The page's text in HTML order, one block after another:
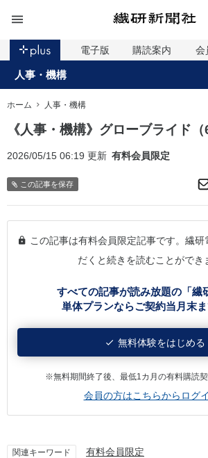
電子版 購読案内 会
人事・機構
ホーム 人事・機構
《人事・機構》グローブライド（
2026/05/15 06:19 更新 有料会員限定
この記事を保存
この記事は有料会員限定記事です。繊研
だくと続きを読むことができ
すべての記事が読み放題の「繊
単体プランならご契約当月末ま
無料体験をはじめる
※無料期間終了後、最低1カ月の有料購読契
会員の方はこちらからログ
関連キーワード 有料会員限定